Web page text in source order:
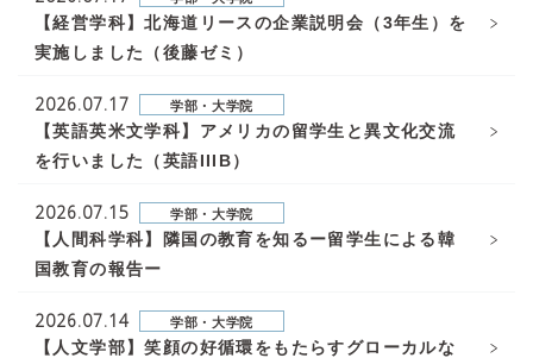
【経営学科】北海道リースの企業説明会（3年生）を
実施しました（後藤ゼミ）
2026.07.17 学部・大学院
【英語英米文学科】アメリカの留学生と異文化交流
を行いました（英語IIIB）
2026.07.15 学部・大学院
【人間科学科】隣国の教育を知るー留学生による韓
国教育の報告ー
2026.07.14 学部・大学院
【人文学部】笑顔の好循環をもたらすグローカルな